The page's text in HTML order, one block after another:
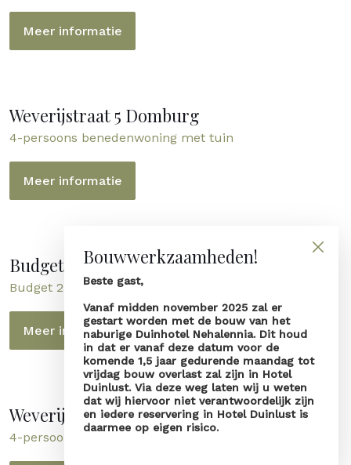
Bouwwerkzaamheden!
Beste gast,
Vanaf midden november 2025 zal er
gestart worden met de bouw van het
naburige Duinhotel Nehalennia. Dit houd
in dat er vanaf deze datum voor de
komende 1,5 jaar gedurende maandag tot
vrijdag bouw overlast zal zijn in Hotel
Duinlust. Via deze weg laten wij u weten
dat wij hiervoor niet verantwoordelijk zijn
en iedere reservering in Hotel Duinlust is
daarmee op eigen risico.
Meer informatie
Weverijstraat 5 Domburg
4-persoons benedenwoning met tuin
Meer informatie
Budget: Nehalenniaweg 8a
Budget 2-persoons appartement
Meer informatie
Weverijstraat 5 Domburg
4-persoons bovenwoning met balkon